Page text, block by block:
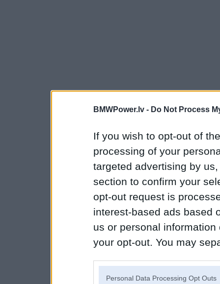
BMWPower.lv - Do Not Process
If you wish to opt-out of
processing of your
targeted advertising by
section to confirm your
opt-out request is
interest-based ads based
us or personal
your opt-out. You may
Personal Data Processing Opt Outs